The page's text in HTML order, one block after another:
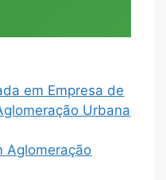
em Empresa de
Urbana
Aglomeração